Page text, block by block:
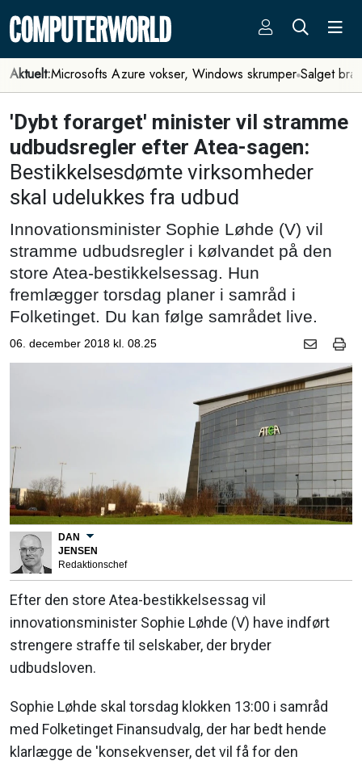
Aktuelt:Microsofts Azure vokser, Windows skrumper Salget
'Dybt forarget' minister vil stramme
udbudsregler efter Atea-sagen:
Bestikkelsesdømte virksomheder
skal udelukkes fra udbud
Innovationsminister Sophie Løhde (V) vil
stramme udbudsregler i kølvandet på den
store Atea-bestikkelsessag. Hun
fremlægger torsdag planer i samråd i
Folketinget. Du kan følge samrådet live.
06. december 2018 kl. 08.25
DAN
JENSEN
Redaktionschef
Efter den store Atea-bestikkelsessag vil
innovationsminister Sophie Løhde (V) have indført
strengere straffe til selskaber, der bryder
udbudsloven.
Sophie Løhde skal torsdag klokken 13:00 i samråd
med Folketinget Finansudvalg, der har bedt hende
klarlægge de 'konsekvenser, det vil få for den